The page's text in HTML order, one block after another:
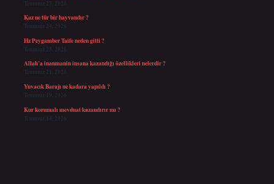
Temmuz 27, 2026
Kaz ne tür bir hayvandır ?
Temmuz 24, 2026
Hz Peygamber Taife neden gitti ?
Temmuz 23, 2026
Allah’a inanmanin insana kazandığı özellikleri nelerdir ?
Temmuz 21, 2026
Yuvacık Barajı ne kadara yapıldı ?
Temmuz 19, 2026
Kur korumalı mevduat kazandırır mı ?
Temmuz 14, 2026